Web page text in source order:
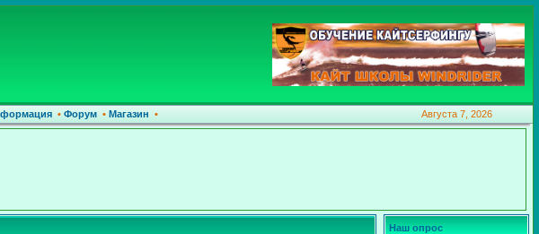
•Форум•Магазин • Августа 7, 2026
Наш опрос